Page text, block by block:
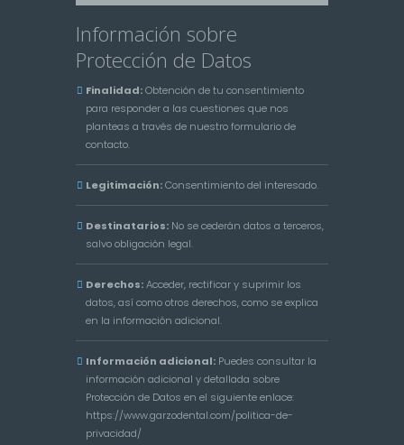
Información sobre
Protección de Datos
Finalidad:Obtención de tu consentimiento
para responder a las cuestiones que nos
planteas a través de nuestro formulario de
contacto.
Legitimación:Consentimiento del interesado.
Destinatarios: No se cederán datos a terceros,
salvo obligación legal.
Derechos:Acceder, rectificar y suprimir los
datos, así como otros derechos, como se explica
en la información adicional.
Información adicional: Puedes consultar la
información adicional y detallada sobre
Protección de Datos en el siguiente enlace:
https://www.garzodental.com/politica-de-
privacidad/